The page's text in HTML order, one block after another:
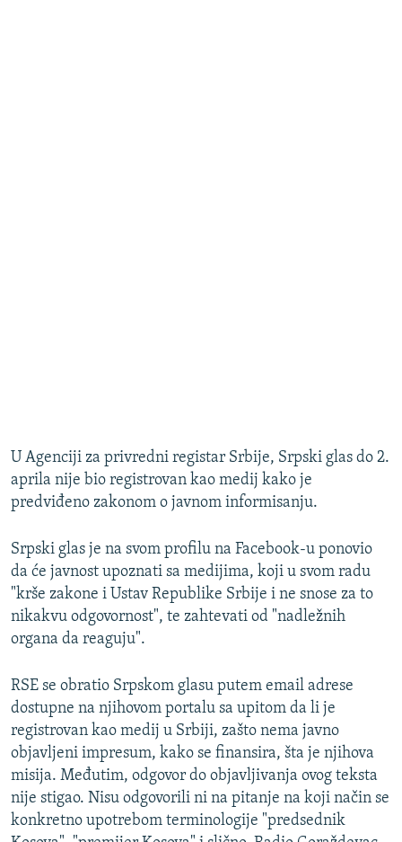
U Agenciji za privredni registar Srbije, Srpski glas do 2.
aprila nije bio registrovan kao medij kako je
predviđeno zakonom o javnom informisanju.
Srpski glas je na svom profilu na Facebook-u ponovio
da će javnost upoznati sa medijima, koji u svom radu
"krše zakone i Ustav Republike Srbije i ne snose za to
nikakvu odgovornost", te zahtevati od "nadležnih
organa da reaguju".
RSE se obratio Srpskom glasu putem email adrese
dostupne na njihovom portalu sa upitom da li je
registrovan kao medij u Srbiji, zašto nema javno
objavljeni impresum, kako se finansira, šta je njihova
misija. Međutim, odgovor do objavljivanja ovog teksta
nije stigao. Nisu odgovorili ni na pitanje na koji način se
konkretno upotrebom terminologije "predsednik